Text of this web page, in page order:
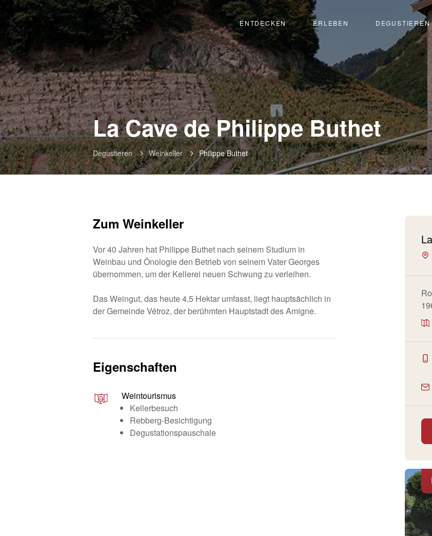
ENTDECKEN ERLEBEN DEGUSTIEREN
La Cave de Philippe Buthet-
Degustieren Weinkeller Philippe Buthet
Zum Weinkeller
Vor 40 Jahren hat Philippe Buthet nach seinem Studium in
Weinbau und Önologie den Betrieb von seinem Vater Georges
übernommen, um der Kellerei neuen Schwung zu verleihen.
Das Weingut, das heute 4,5 Hektar umfasst, liegt hauptsächlich in
der Gemeinde Vétroz, der berühmten Hauptstadt des Amigne.
Eigenschaften
Weintourismus
Kellerbesuch
Rebberg-Besichtigung
Degustationspauschale